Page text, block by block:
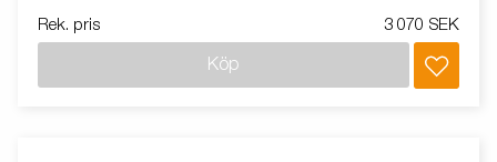
Rek. pris 3 070 SEK
Köp